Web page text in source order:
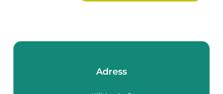
Adress